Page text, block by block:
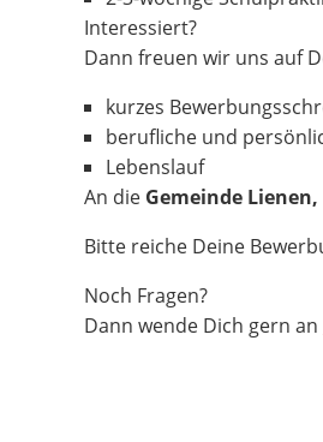
Interessiert?
Dann freuen wir uns auf
kurzes
berufliche und
Lebenslauf
An die Gemeinde
Bitte reiche Deine
Noch Fragen?
Dann wende Dich gern an